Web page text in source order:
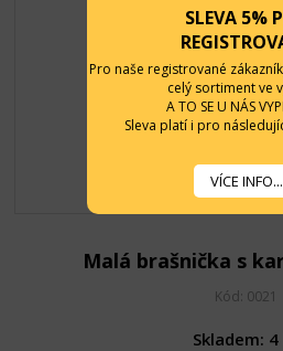
Malá brašnička s
Kód: 0021
Skladem: 4
SLEVA 5%
Pro naše registrované
celý sortiment ve
A TO SE U NÁS
Sleva platí i pro
VÍCE INFO...